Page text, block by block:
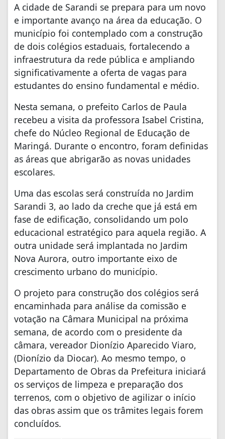
A cidade de Sarandi se prepara para um novo
e importante avanço na área da educação. O
município foi contemplado com a construção
de dois colégios estaduais, fortalecendo a
infraestrutura da rede pública e ampliando
significativamente a oferta de vagas para
estudantes do ensino fundamental e médio.
Nesta semana, o prefeito Carlos de Paula
recebeu a visita da professora Isabel Cristina,
chefe do Núcleo Regional de Educação de
Maringá. Durante o encontro, foram definidas
as áreas que abrigarão as novas unidades
escolares.
Uma das escolas será construída no Jardim
Sarandi 3, ao lado da creche que já está em
fase de edificação, consolidando um polo
educacional estratégico para aquela região. A
outra unidade será implantada no Jardim
Nova Aurora, outro importante eixo de
crescimento urbano do município.
O projeto para construção dos colégios será
encaminhada para análise da comissão e
votação na Câmara Municipal na próxima
semana, de acordo com o presidente da
câmara, vereador Dionízio Aparecido Viaro,
(Dionízio da Diocar). Ao mesmo tempo, o
Departamento de Obras da Prefeitura iniciará
os serviços de limpeza e preparação dos
terrenos, com o objetivo de agilizar o início
das obras assim que os trâmites legais forem
concluídos.